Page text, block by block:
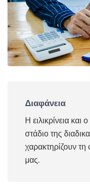
Διαφάνεια
Η ειλικρίνεια
στάδιο της
χαρακτηρίζουν
μας.